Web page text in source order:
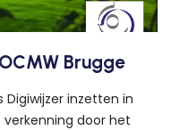
Brugge
inzetten in
door het